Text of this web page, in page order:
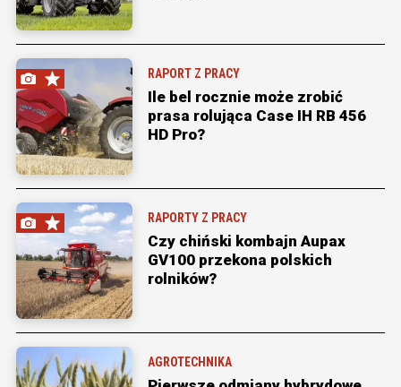
RAPORT Z PRACY
Ile bel rocznie może zrobić
prasa rolująca Case IH RB 456
HD Pro?
RAPORTY Z PRACY
Czy chiński kombajn Aupax
GV100 przekona polskich
rolników?
AGROTECHNIKA